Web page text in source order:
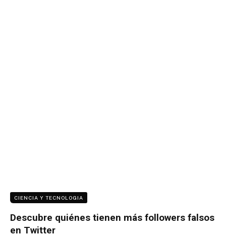
CIENCIA Y TECNOLOGIA
Descubre quiénes tienen más followers falsos
en Twitter